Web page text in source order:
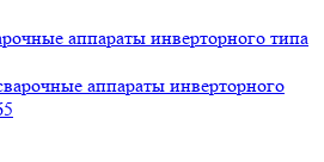
аппараты инверторного типа